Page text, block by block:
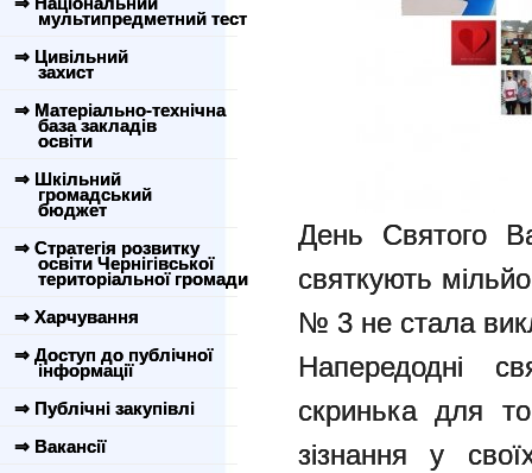
мультипредметний тест
⇒ Цивільний
захист
⇒ Матеріально-технічна
база закладів
освіти
⇒ Шкільний
громадський
бюджет
⇒ Стратегія розвитку
освіти Чернігівської
територіальної громади
⇒ Харчування
⇒ Доступ до публічної
інформації
⇒ Публічні закупівлі
⇒ Вакансії
День Святого
святкують
№ 3 не стала
Напередодні
скринька для
зізнання у